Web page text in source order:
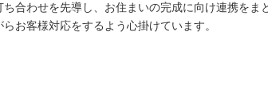
合わせを先導し、お住まいの完成に向け連携をま
お客様対応をするよう心掛けています。